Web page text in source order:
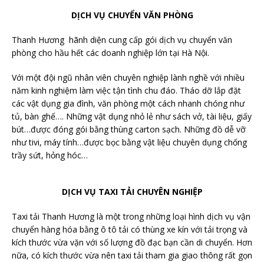
DỊCH VỤ CHUYỂN VĂN PHÒNG
Thanh Hương hãnh diện cung cấp gói dịch vụ chuyển văn
phòng cho hầu hết các doanh nghiệp lớn tại Hà Nội.
Với một đội ngũ nhân viên chuyên nghiệp lành nghề với nhiều
năm kinh nghiệm làm việc tận tình chu đáo. Tháo dỡ lắp đặt
các vật dụng gia đình, văn phòng một cách nhanh chóng như
tủ, bàn ghế…. Những vật dụng nhỏ lẻ như sách vở, tài liệu, giấy
bút…được đóng gói bằng thùng carton sạch. Những đồ dễ vỡ
như tivi, máy tính…được bọc bằng vật liệu chuyên dụng chống
trầy sứt, hỏng hóc…
DỊCH VỤ TAXI TẢI CHUYÊN NGHIỆP
Taxi tải Thanh Hương là một trong những loại hình dịch vụ vận
chuyển hàng hóa bằng ô tô tải có thùng xe kín với tải trọng và
kích thước vừa vặn với số lượng đồ đạc bạn cần di chuyển. Hơn
nữa, có kích thước vừa nên taxi tải tham gia giao thông rất gọn